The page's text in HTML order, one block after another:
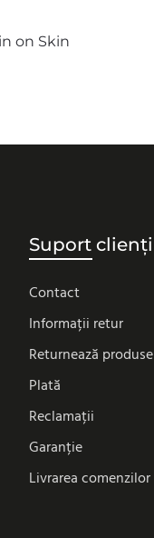
on Skin
Suport clienți
Contact
Informații retur
Returnează produse
Plată
Reclamații
Garanție
Livrarea comenzilor